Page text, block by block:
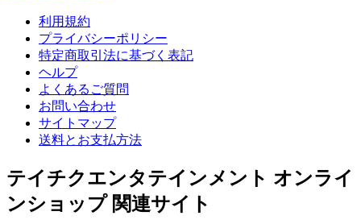
利用規約
プライバシーポリシー
特定商取引法に基づく表記
ヘルプ
よくあるご質問
お問い合わせ
サイトマップ
送料とお支払方法
テイチクエンタテインメント オンライ
ンショップ 関連サイト